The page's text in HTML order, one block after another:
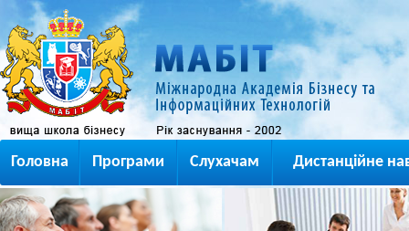
Головна Програми Слухачам Дистанційне